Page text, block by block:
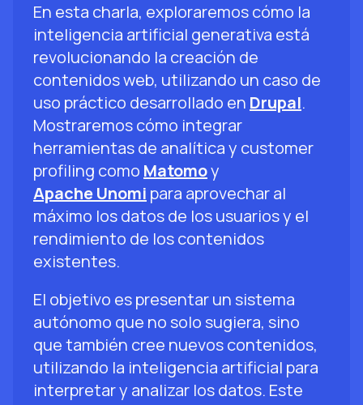
En esta charla, exploraremos cómo la
inteligencia artificial generativa está
revolucionando la creación de
contenidos web, utilizando un caso de
uso práctico desarrollado en Drupal.
Mostraremos cómo integrar
herramientas de analítica y customer
profiling como Matomoy
Apache Unomi para aprovechar al
máximo los datos de los usuarios y el
rendimiento de los contenidos
existentes.
El objetivo es presentar un sistema
autónomo que no solo sugiera, sino
que también cree nuevos contenidos,
utilizando la inteligencia artificial para
interpretar y analizar los datos. Este